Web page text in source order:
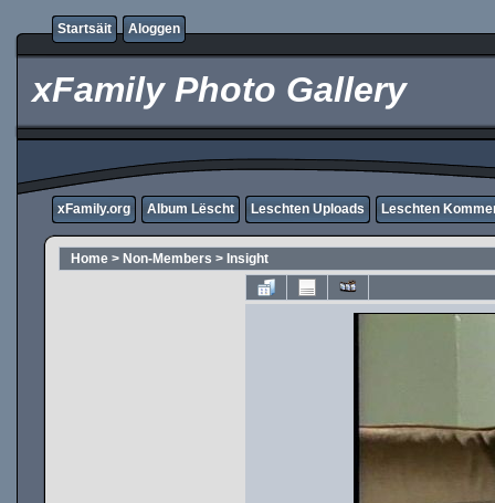
Startsäit Aloggen
xFamily Photo Gallery
xFamily.org Album Lëscht Leschten Uploads Leschten
Home > Non-Members > Insight